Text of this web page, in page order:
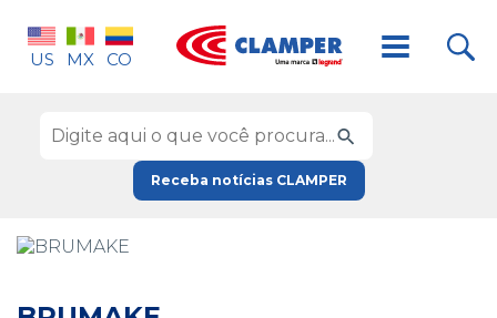
US MX CO
Receba notícias CLAMPER